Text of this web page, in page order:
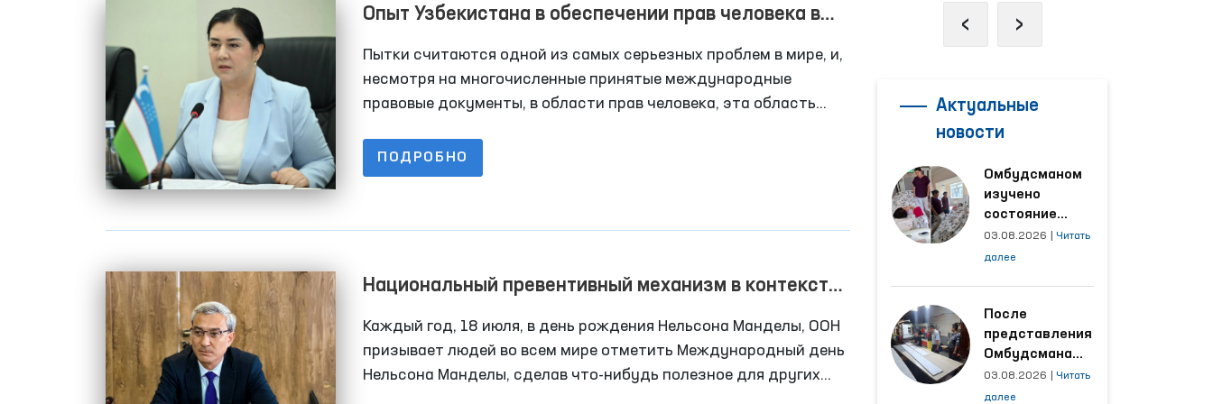
Опыт Узбекистана в обеспечении прав человека в
борьбе с пытками
Пытки считаются одной из самых серьезных проблем в мире, и,
несмотря на многочисленные принятые международные
правовые документы, в области прав человека, эта область
ПОДРОБНО
Национальный превентивный механизм в контексте
Правил Манделы
Каждый год, 18 июля, в день рождения Нельсона Манделы, ООН
призывает людей во всем мире отметить Международный день
Нельсона Манделы, сделав что-нибудь полезное для других
‹ ›
Актуальные
новости
Омбудсманом
изучено
состояние
женщины,
пострадавшей от
области
03.08.2026
Читать
далее
После
представления
Омбудсмана
улучшены
условия на
03.08.2026
Читать
далее